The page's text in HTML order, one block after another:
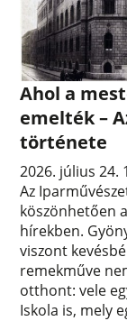
Ahol a
emelték –
története
2026. július 24.
Az
köszönhetően
hírekben.
viszont
remekműve
otthont: vele
Iskola is, mely